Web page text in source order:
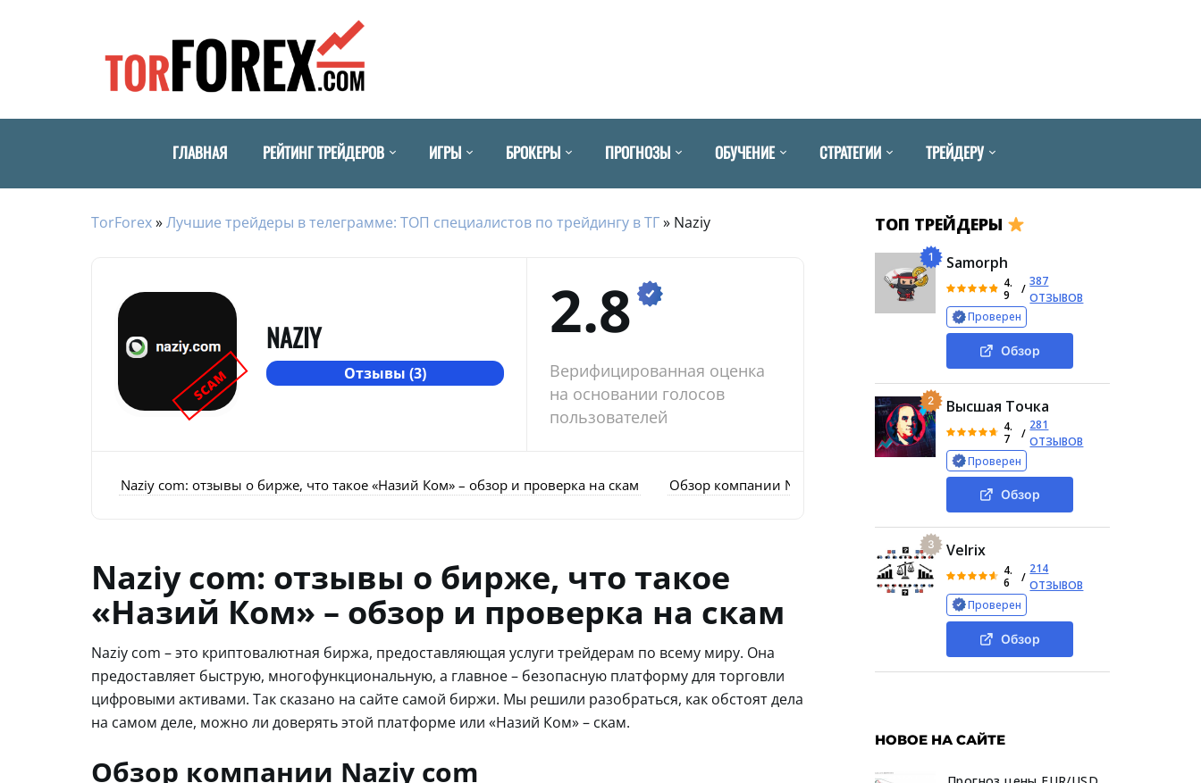
ГЛАВНАЯ РЕЙТИНГ ТРЕЙДЕРОВ ИГРЫ БРОКЕРЫ ПРОГНОЗЫ ОБУЧЕНИЕ СТРАТЕГИИ ТРЕЙДЕРУ
TorForex»Лучшие трейдеры в телеграмме: ТОП специалистов по трейдингу в ТГ» Naziy
SCAM
NAZIY
Отзывы (3)
2.8
Верифицированная оценка
на основании голосов
пользователей
Naziy com: отзывы о бирже, что такое «Назий Ком» – обзор и проверка на скам Обзор компании Naziy com Условия сотрудничества Отзывы о Naziy
Naziy com: отзывы о бирже, что такое
«Назий Ком» – обзор и проверка на скам
Naziy com – это криптовалютная биржа, предоставляющая услуги трейдерам по всему миру. Она
предоставляет быструю, многофункциональную, а главное – безопасную платформу для торговли
цифровыми активами. Так сказано на сайте самой биржи. Мы решили разобраться, как обстоят дела
на самом деле, можно ли доверять этой платформе или «Назий Ком» – скам.
Обзор компании Naziy com
ТОП ТРЕЙДЕРЫ
1 Samorph
4.
9
/
387
ОТЗЫВОВ
Проверен
Обзор
2 Высшая Точка
4.
7
/
281
ОТЗЫВОВ
Проверен
Обзор
3 Velrix
4.
6
/
214
ОТЗЫВОВ
Проверен
Обзор
НОВОЕ НА САЙТЕ